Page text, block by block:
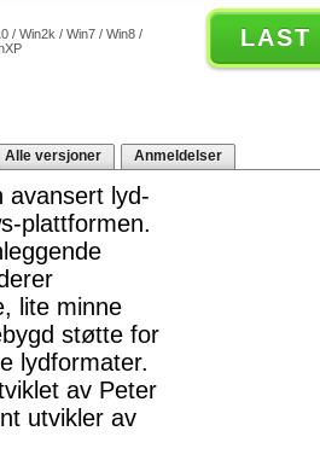
/ Win2k / Win7 / Win8 /
LAST
Alle versjoner Anmeldelser
avansert lyd-
plattformen.
lite minne
støtte for
lydformater.
av Peter
utvikler av